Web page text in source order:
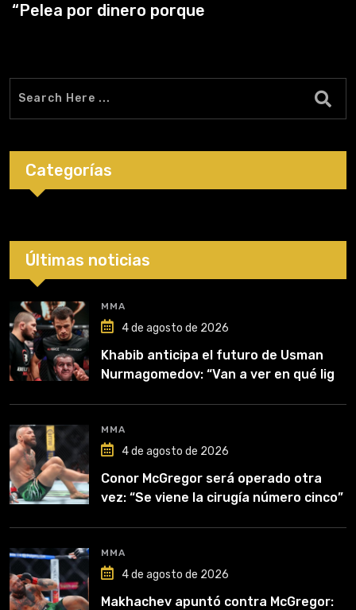
“Pelea por dinero porque
Categorías
Últimas noticias
MMA
4 de agosto de 2026
Khabib anticipa el futuro de Usman
Nurmagomedov: “Van a ver en qué liga
MMA
4 de agosto de 2026
Conor McGregor será operado otra
vez: “Se viene la cirugía número cinco”
MMA
4 de agosto de 2026
Makhachev apuntó contra McGregor: